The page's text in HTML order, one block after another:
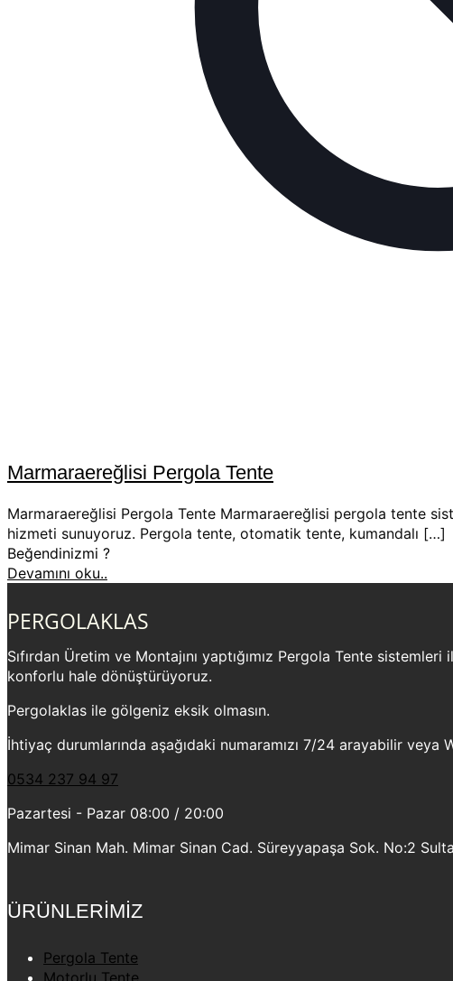
Marmaraereğlisi Pergola Tente
Marmaraereğlisi Pergola Tente Marmaraereğlisi pergola tente
hizmeti sunuyoruz. Pergola tente, otomatik tente, kumandalı […]
Beğendinizmi ?
Devamını oku..
PERGOLAKLAS
Sıfırdan Üretim ve Montajını yaptığımız Pergola Tente sistemleri
konforlu hale dönüştürüyoruz.
Pergolaklas ile gölgeniz eksik olmasın.
İhtiyaç durumlarında aşağıdaki numaramızı 7/24 arayabilir veya
0534 237 94 97
Pazartesi - Pazar 08:00 / 20:00
Mimar Sinan Mah. Mimar Sinan Cad. Süreyyapaşa Sok. No:2
ÜRÜNLERİMİZ
Pergola Tente
Motorlu Tente